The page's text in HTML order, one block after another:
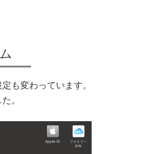
ム
も変わっています。
。